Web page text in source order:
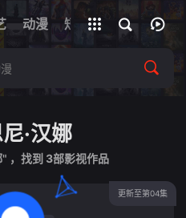
动漫 短剧 网址
影片
·汉娜
，找到 3部影视作品
更新至第04集